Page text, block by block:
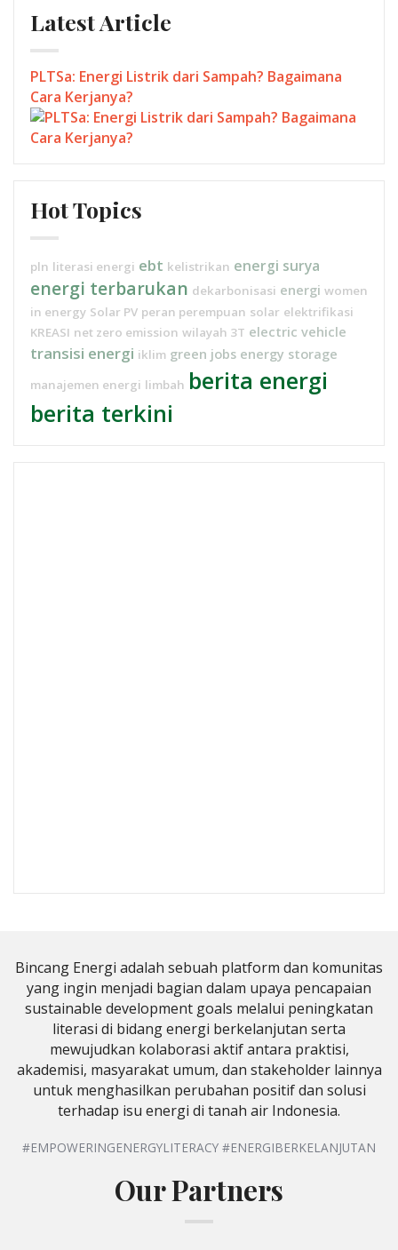
Latest Article
PLTSa: Energi Listrik dari Sampah? Bagaimana
Cara Kerjanya?
Hot Topics
pln literasi energi ebt kelistrikan energi surya
energi terbarukan dekarbonisasi energi women
in energy Solar PV peran perempuan solar elektrifikasi
KREASI net zero emission wilayah 3T electric vehicle
transisi energi iklim green jobs energy storage
manajemen energi limbah berita energi
berita terkini
Bincang Energi adalah sebuah platform dan komunitas
yang ingin menjadi bagian dalam upaya pencapaian
sustainable development goals melalui peningkatan
literasi di bidang energi berkelanjutan serta
mewujudkan kolaborasi aktif antara praktisi,
akademisi, masyarakat umum, dan stakeholder lainnya
untuk menghasilkan perubahan positif dan solusi
terhadap isu energi di tanah air Indonesia.
#EMPOWERINGENERGYLITERACY #ENERGIBERKELANJUTAN
Our Partners